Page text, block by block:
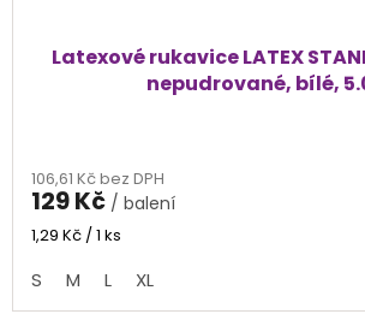
Latexové rukavice LATEX
nepudrované, bílé,
produktu
je
4,4
5
hvězdiček.
106,61 Kč bez DPH
129 Kč / balení
Měrná
1,29 Kč / 1 ks
S M L XL